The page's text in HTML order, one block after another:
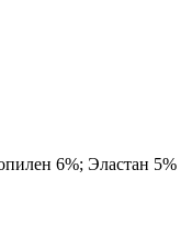
6%; Эластан 5%